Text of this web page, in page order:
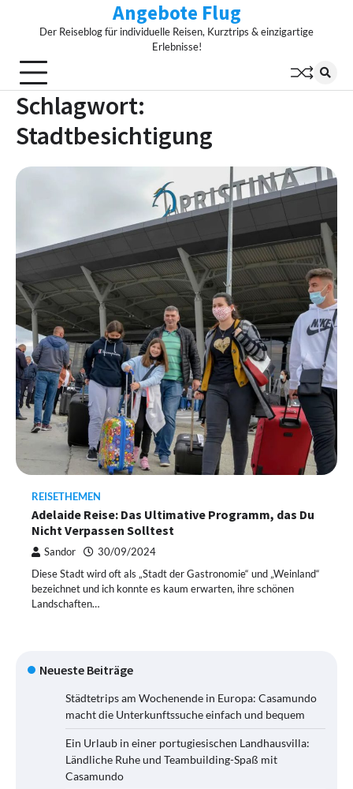
Angebote Flug
Der Reiseblog für individuelle Reisen, Kurztrips & einzigartige
Erlebnisse!
Schlagwort:
Stadtbesichtigung
REISETHEMEN
Adelaide Reise: Das Ultimative Programm, das Du
Nicht Verpassen Solltest
Sandor 30/09/2024
Diese Stadt wird oft als „Stadt der Gastronomie“ und „Weinland“
bezeichnet und ich konnte es kaum erwarten, ihre schönen
Landschaften…
Neueste Beiträge
Städtetrips am Wochenende in Europa: Casamundo
macht die Unterkunftssuche einfach und bequem
Ein Urlaub in einer portugiesischen Landhausvilla:
Ländliche Ruhe und Teambuilding-Spaß mit
Casamundo